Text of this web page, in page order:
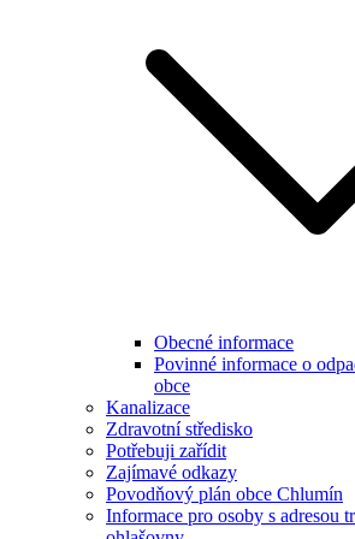
Obecné informace
Povinné informace o
obce
Kanalizace
Zdravotní středisko
Potřebuji zařídit
Zajímavé odkazy
Povodňový plán obce Chlumín
Informace pro osoby s adresou